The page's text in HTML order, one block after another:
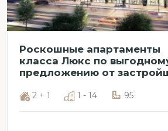
Роскошные апартаменты
класса Люкс по
предложению от
2 + 1 1 - 14 95